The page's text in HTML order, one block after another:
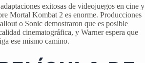
exitosas de videojuegos en cine y
Mortal Kombat 2 es enorme. Producciones
o Sonic demostraron que es posible
cinematográfica, y Warner espera que
ese mismo camino.